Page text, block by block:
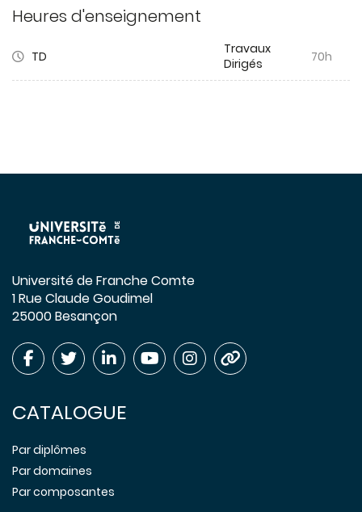
Heures d'enseignement
TD
Travaux
Dirigés
70h
Université de Franche Comte
1 Rue Claude Goudimel
25000 Besançon
CATALOGUE
Par diplômes
Par domaines
Par composantes